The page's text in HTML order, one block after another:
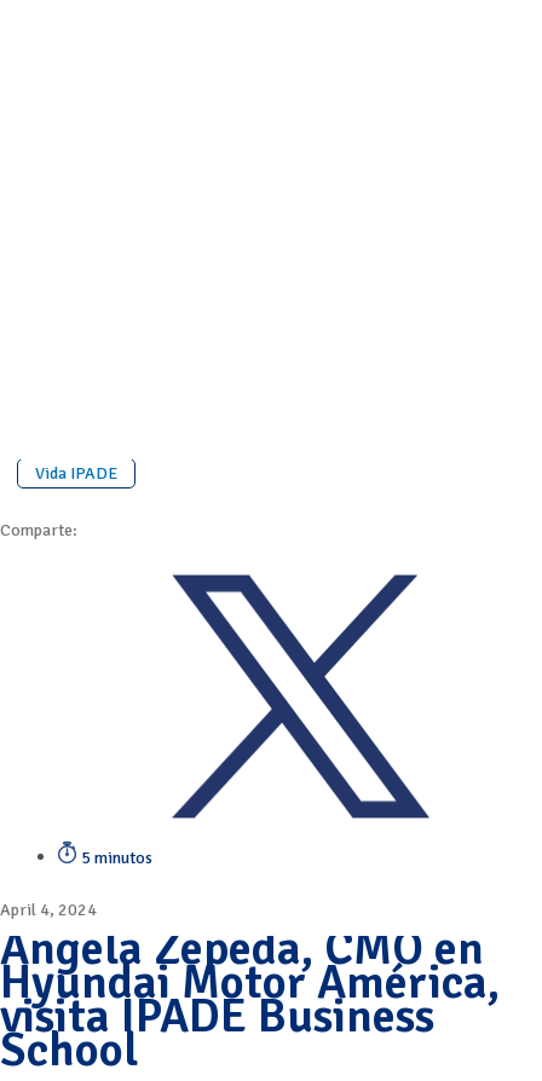
Vida IPADE
Comparte:
5 minutos
April 4, 2024
Ángela Zepeda, CMO en
Hyundai Motor América,
visita IPADE Business
School